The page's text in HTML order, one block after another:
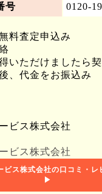
号
0120-
料査定申込み
いただけましたら
、代金をお振込み
ビス株式会社
ビス株式会社
ビス株式会社の口コミ・レ
▶